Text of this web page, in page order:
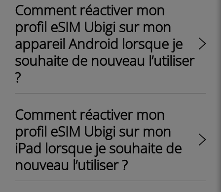
Comment réactiver mon
profil eSIM Ubigi sur mon
appareil Android lorsque je
souhaite de nouveau l’utiliser
?
Comment réactiver mon
profil eSIM Ubigi sur mon
iPad lorsque je souhaite de
nouveau l’utiliser ?